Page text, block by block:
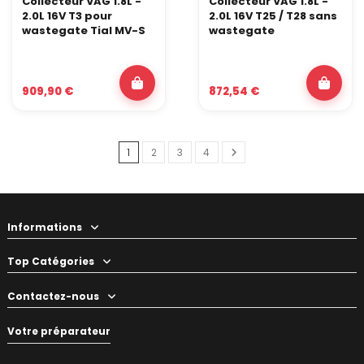
2.0L 16V T3 pour
wastegate Tial MV-S
909,90 €
2.0L 16V T25 / T28 sans
wastegate
872,54 €
1 2 3 4
Informations
Top Catégories
Contactez-nous
Votre préparateur